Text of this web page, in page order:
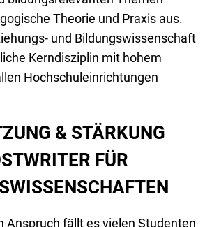
Theorie und Praxis aus.
und Bildungswissenschaft
Kerndisziplin mit hohem
Hochschuleinrichtungen
& STÄRKUNG
FÜR
Anspruch fällt es vielen Studenten